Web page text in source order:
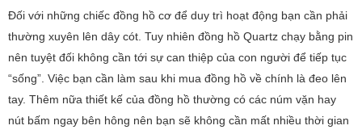
Đối với những chiếc đồng hồ cơ để duy trì hoạt động bạn cần phải
thường xuyên lên dây cót. Tuy nhiên đồng hồ Quartz chạy bằng pin
nên tuyệt đối không cần tới sự can thiệp của con người để tiếp tục
“sống”. Việc bạn cần làm sau khi mua đồng hồ về chính là đeo lên
tay. Thêm nữa thiết kế của đồng hồ thường có các núm vặn hay
nút bấm ngay bên hông nên bạn sẽ không cần mất nhiều thời gian